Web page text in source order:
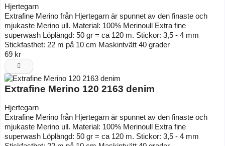
Hjertegarn
Extrafine Merino från Hjertegarn är spunnet av den finaste och
mjukaste Merino ull. Material: 100% Merinoull Extra fine
superwash Löplängd: 50 gr = ca 120 m. Stickor: 3,5 - 4 mm
Stickfasthet: 22 m på 10 cm Maskintvätt 40 grader
69 kr
Extrafine Merino 120 2163 denim
Hjertegarn
Extrafine Merino från Hjertegarn är spunnet av den finaste och
mjukaste Merino ull. Material: 100% Merinoull Extra fine
superwash Löplängd: 50 gr = ca 120 m. Stickor: 3,5 - 4 mm